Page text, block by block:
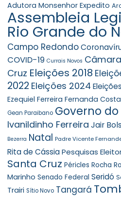
Adutora Monsenhor Expedito
Assembleia
Rio Grande do
Campo Redondo
COVID-19 Currais Novos
Cruz Eleições 2018
2022 Eleições 2024
Ezequiel Ferreira Fernanda Costa
Gean Paraibano Governo
Ivanildinho Ferreira Jair
Bezerra Natal Padre Vicente
Rita de CássiaPesquisas
Santa Cruz Péricles Rocha
Marinho Senado Federal Seridó
Trairi Sítio Novo Tangará